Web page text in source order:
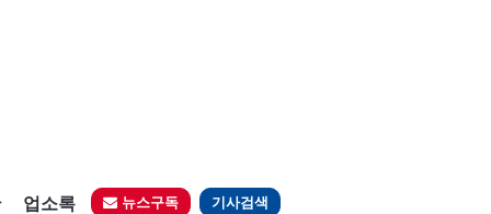
업소록 뉴스구독 기사검색